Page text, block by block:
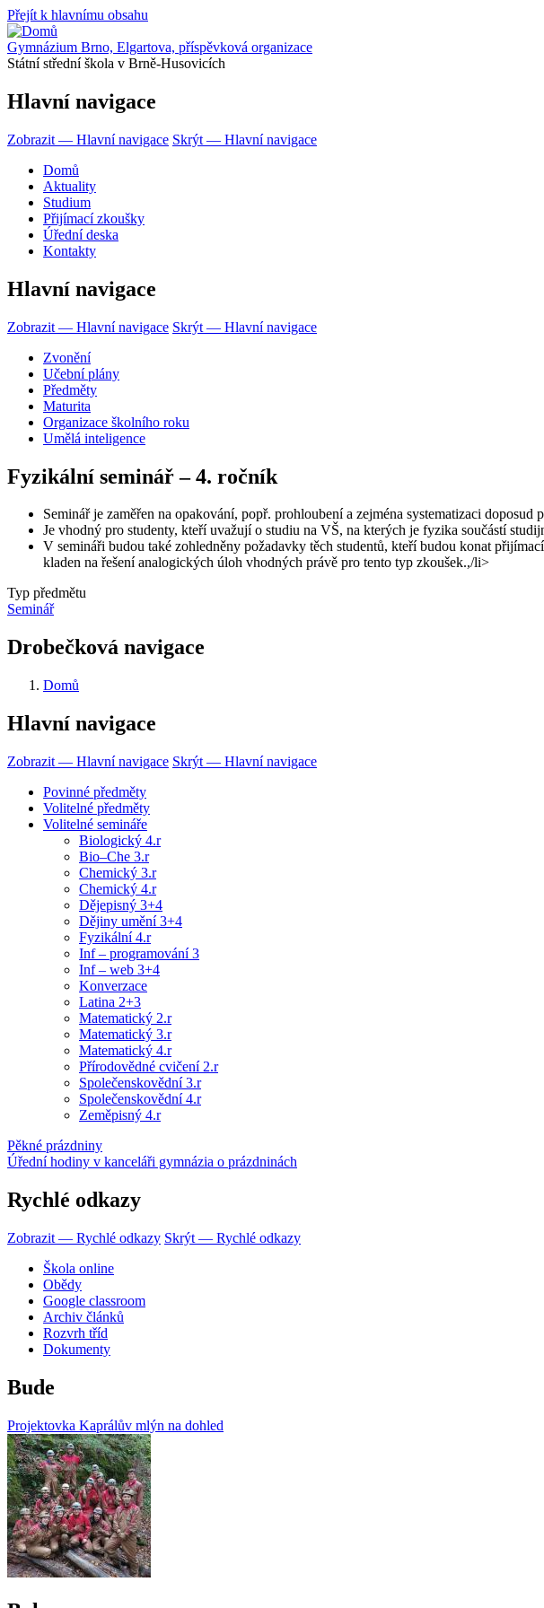
Přejít k hlavnímu obsahu
Gymnázium Brno, Elgartova, příspěvková organizace
Státní střední škola v Brně-Husovicích
Hlavní navigace
Zobrazit — Hlavní navigace Skrýt — Hlavní navigace
Domů
Aktuality
Studium
Přijímací zkoušky
Úřední deska
Kontakty
Hlavní navigace
Zobrazit — Hlavní navigace Skrýt — Hlavní navigace
Zvonění
Učební plány
Předměty
Maturita
Organizace školního roku
Umělá inteligence
Fyzikální seminář – 4. ročník
Seminář je zaměřen na opakování, popř. prohloubení a zejména systematizaci
Je vhodný pro studenty, kteří uvažují o studiu na VŠ, na kterých je fyzika součástí
V semináři budou také zohledněny požadavky těch studentů, kteří budou konat
kladen na řešení analogických úloh vhodných právě pro tento typ zkoušek.,/li>
Typ předmětu
Seminář
Drobečková navigace
Domů
Hlavní navigace
Zobrazit — Hlavní navigace Skrýt — Hlavní navigace
Povinné předměty
Volitelné předměty
Volitelné semináře
Biologický 4.r
Bio–Che 3.r
Chemický 3.r
Chemický 4.r
Dějepisný 3+4
Dějiny umění 3+4
Fyzikální 4.r
Inf – programování 3
Inf – web 3+4
Konverzace
Latina 2+3
Matematický 2.r
Matematický 3.r
Matematický 4.r
Přírodovědné cvičení 2.r
Společenskovědní 3.r
Společenskovědní 4.r
Zeměpisný 4.r
Pěkné prázdniny
Úřední hodiny v kanceláři gymnázia o prázdninách
Rychlé odkazy
Zobrazit — Rychlé odkazy Skrýt — Rychlé odkazy
Škola online
Obědy
Google classroom
Archiv článků
Rozvrh tříd
Dokumenty
Bude
Projektovka Kaprálův mlýn na dohled